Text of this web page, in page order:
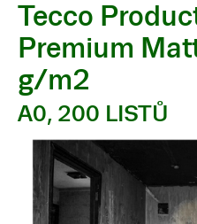
Tecco
Premium
g/m2
A0, 200 LISTŮ